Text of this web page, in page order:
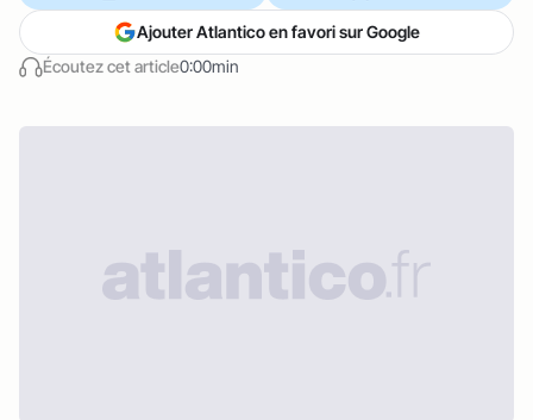
Écoutez cet article0:00min
Ajouter Atlantico en favori sur Google